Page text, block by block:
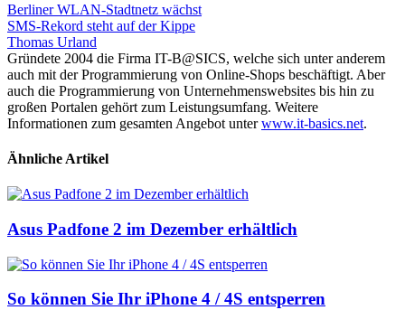
Berliner WLAN-Stadtnetz wächst
SMS-Rekord steht auf der Kippe
Thomas Urland
Gründete 2004 die Firma IT-B@SICS, welche sich unter anderem
auch mit der Programmierung von Online-Shops beschäftigt. Aber
auch die Programmierung von Unternehmenswebsites bis hin zu
großen Portalen gehört zum Leistungsumfang. Weitere
Informationen zum gesamten Angebot unterwww.it-basics.net.
Ähnliche Artikel
Asus Padfone 2 im Dezember erhältlich
So können Sie Ihr iPhone 4 / 4S entsperren